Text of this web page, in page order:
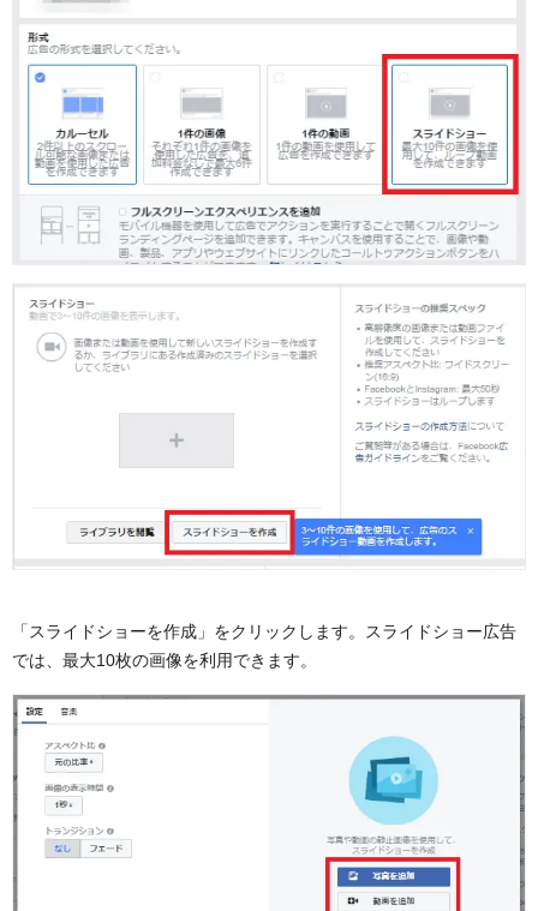
「スライドショーを作成」をクリックします。スライドショー広告
では、最大10枚の画像を利用できます。